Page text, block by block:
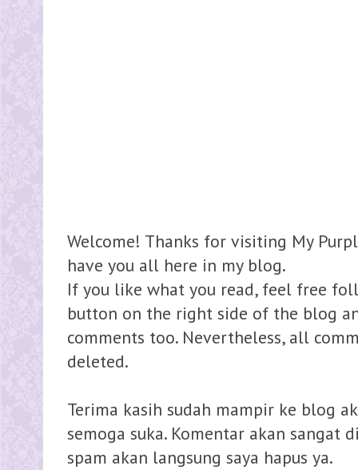
Welcome! Thanks for visiting My
have you all here in my blog.
If you like what you read, feel free
button on the right side of the blog
comments too. Nevertheless, all
deleted.
Terima kasih sudah mampir ke blog
semoga suka. Komentar akan sangat
spam akan langsung saya hapus ya.